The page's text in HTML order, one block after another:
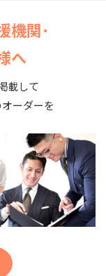
機関･
へ
載して
ーダーを